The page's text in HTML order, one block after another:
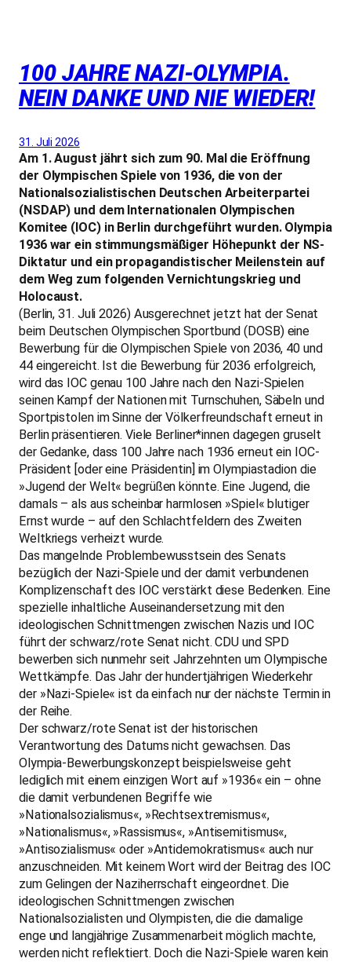
100 JAHRE NAZI-OLYMPIA.
NEIN DANKE UND NIE WIEDER!
31. Juli 2026
Am 1. August jährt sich zum 90. Mal die Eröffnung
der Olympischen Spiele von 1936, die von der
Nationalsozialistischen Deutschen Arbeiterpartei
(NSDAP) und dem Internationalen Olympischen
Komitee (IOC) in Berlin durchgeführt wurden. Olympia
1936 war ein stimmungsmäßiger Höhepunkt der NS-
Diktatur und ein propagandistischer Meilenstein auf
dem Weg zum folgenden Vernichtungskrieg und
Holocaust.
(Berlin, 31. Juli 2026) Ausgerechnet jetzt hat der Senat
beim Deutschen Olympischen Sportbund (DOSB) eine
Bewerbung für die Olympischen Spiele von 2036, 40 und
44 eingereicht. Ist die Bewerbung für 2036 erfolgreich,
wird das IOC genau 100 Jahre nach den Nazi-Spielen
seinen Kampf der Nationen mit Turnschuhen, Säbeln und
Sportpistolen im Sinne der Völkerfreundschaft erneut in
Berlin präsentieren. Viele Berliner*innen dagegen gruselt
der Gedanke, dass 100 Jahre nach 1936 erneut ein IOC-
Präsident [oder eine Präsidentin] im Olympiastadion die
»Jugend der Welt« begrüßen könnte. Eine Jugend, die
damals – als aus scheinbar harmlosen »Spiel« blutiger
Ernst wurde – auf den Schlachtfeldern des Zweiten
Weltkriegs verheizt wurde.
Das mangelnde Problembewusstsein des Senats
bezüglich der Nazi-Spiele und der damit verbundenen
Komplizenschaft des IOC verstärkt diese Bedenken. Eine
spezielle inhaltliche Auseinandersetzung mit den
ideologischen Schnittmengen zwischen Nazis und IOC
führt der schwarz/rote Senat nicht. CDU und SPD
bewerben sich nunmehr seit Jahrzehnten um Olympische
Wettkämpfe. Das Jahr der hundertjährigen Wiederkehr
der »Nazi-Spiele« ist da einfach nur der nächste Termin in
der Reihe.
Der schwarz/rote Senat ist der historischen
Verantwortung des Datums nicht gewachsen. Das
Olympia-Bewerbungskonzept beispielsweise geht
lediglich mit einem einzigen Wort auf »1936« ein – ohne
die damit verbundenen Begriffe wie
»Nationalsozialismus«, »Rechtsextremismus«,
»Nationalismus«, »Rassismus«, »Antisemitismus«,
»Antisozialismus« oder »Antidemokratismus« auch nur
anzuschneiden. Mit keinem Wort wird der Beitrag des IOC
zum Gelingen der Naziherrschaft eingeordnet. Die
ideologischen Schnittmengen zwischen
Nationalsozialisten und Olympisten, die die damalige
enge und langjährige Zusammenarbeit möglich machte,
werden nicht reflektiert. Doch die Nazi-Spiele waren kein